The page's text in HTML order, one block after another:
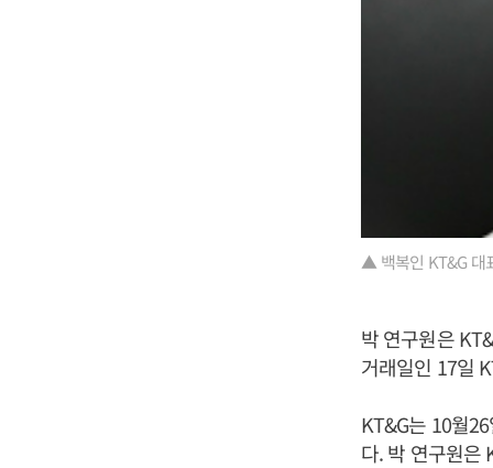
▲ 백복인 KT&G 대
박 연구원은
거래일인 17일
KT&G는 10월
다. 박 연구원은